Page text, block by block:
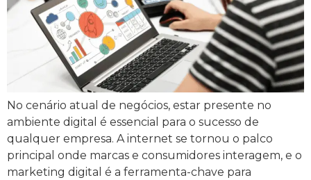
No cenário atual de negócios, estar presente no
ambiente digital é essencial para o sucesso de
qualquer empresa. A internet se tornou o palco
principal onde marcas e consumidores interagem, e o
marketing digital é a ferramenta-chave para